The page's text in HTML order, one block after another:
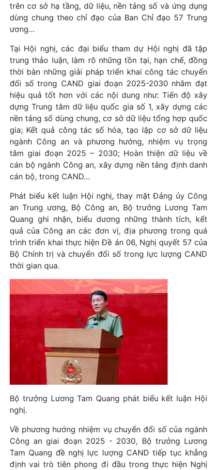
trên cơ sở hạ tầng, dữ liệu, nền tảng số và ứng dụng
dùng chung theo chỉ đạo của Ban Chỉ đạo 57 Trung
ương…
Tại Hội nghị, các đại biểu tham dự Hội nghị đã tập
trung thảo luận, làm rõ những tồn tại, hạn chế, đồng
thời bàn những giải pháp triển khai công tác chuyển
đổi số trong CAND giai đoạn 2025-2030 nhằm đạt
hiệu quả tốt hơn với các nội dung như: Tiến độ xây
dựng Trung tâm dữ liệu quốc gia số 1, xây dựng các
nền tảng số dùng chung, cơ sở dữ liệu tổng hợp quốc
gia; Kết quả công tác số hóa, tạo lập cơ sở dữ liệu
ngành Công an và phương hướng, nhiệm vụ trọng
tâm giai đoạn 2025 – 2030; Hoàn thiện dữ liệu về
cán bộ ngành Công an, xây dựng nền tảng định danh
cán bộ, trong CAND…
Phát biểu kết luận Hội nghị, thay mặt Đảng ủy Công
an Trung ương, Bộ Công an, Bộ trưởng Lương Tam
Quang ghi nhận, biểu dương những thành tích, kết
quả của Công an các đơn vị, địa phương trong quá
trình triển khai thực hiện Đề án 06, Nghị quyết 57 của
Bộ Chính trị và chuyển đổi số trong lực lượng CAND
thời gian qua.
Bộ trưởng Lương Tam Quang phát biểu kết luận Hội
nghị.
Về phương hướng nhiệm vụ chuyển đổi số của ngành
Công an giai đoạn 2025 - 2030, Bộ trưởng Lương
Tam Quang đề nghị lực lượng CAND tiếp tục khẳng
định vai trò tiên phong đi đầu trong thực hiện Nghị